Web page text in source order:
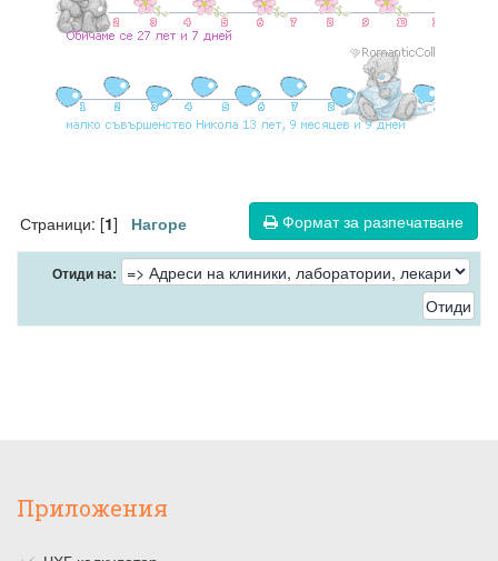
Формат за разпечатване
Страници: [1] Нагоре
Отиди на:
Приложения